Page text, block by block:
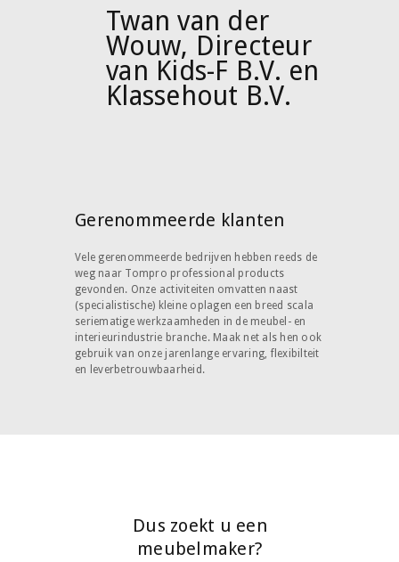
Twan van der
Wouw, Directeur
van Kids-F B.V. en
Klassehout B.V.
Gerenommeerde klanten
Vele gerenommeerde bedrijven hebben reeds de
weg naar Tompro professional products
gevonden. Onze activiteiten omvatten naast
(specialistische) kleine oplagen een breed scala
seriematige werkzaamheden in de meubel- en
interieurindustrie branche. Maak net als hen ook
gebruik van onze jarenlange ervaring, flexibilteit
en leverbetrouwbaarheid.
Dus zoekt u een
meubelmaker?